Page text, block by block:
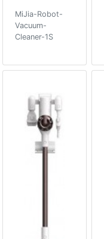
MiJia-Robot-
Vacuum-
Cleaner-1S